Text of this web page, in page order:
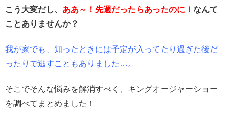
こう大変だし、 ああ～！先週だったらあったのに！ なんて
ことありませんか？
我が家でも、知ったときには予定が入ってたり過ぎた後だ
ったりで逃すこともありました…。
そこでそんな悩みを解消すべく、キングオージャーショー
を調べてまとめました！